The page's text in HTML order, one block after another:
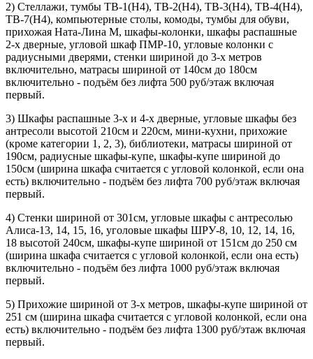
2) Стеллажи, тумбы ТВ-1(Н4), ТВ-2(Н4), ТВ-3(Н4), ТВ-4(Н4),
ТВ-7(Н4), компьютерные столы, комоды, тумбы для обуви,
прихожая Ната-Лина М, шкафы-колонки, шкафы распашные
2-х дверные, угловой шкаф ПМР-10, угловые колонки с
радиусными дверями, стенки шириной до 3-х метров
включительно, матрасы шириной от 140см до 180см
включительно - подъём без лифта 500 руб/этаж включая
первый.
3) Шкафы распашные 3-х и 4-х дверные, угловые шкафы без
антресоли высотой 210см и 220см, мини-кухни, прихожие
(кроме категории 1, 2, 3), библиотеки, матрасы шириной от
190см, радиусные шкафы-купе, шкафы-купе шириной до
150см (ширина шкафа считается с угловой колонкой, если она
есть) включительно - подъём без лифта 700 руб/этаж включая
первый.
4) Стенки шириной от 301см, угловые шкафы с антресолью
Алиса-13, 14, 15, 16, уголовые шкафы ШРУ-8, 10, 12, 14, 16,
18 высотой 240см, шкафы-купе шириной от 151см до 250 см
(ширина шкафа считается с угловой колонкой, если она есть)
включительно - подъём без лифта 1000 руб/этаж включая
первый.
5) Прихожие шириной от 3-х метров, шкафы-купе шириной от
251 см (ширина шкафа считается с угловой колонкой, если она
есть) включительно - подъём без лифта 1300 руб/этаж включая
первый.